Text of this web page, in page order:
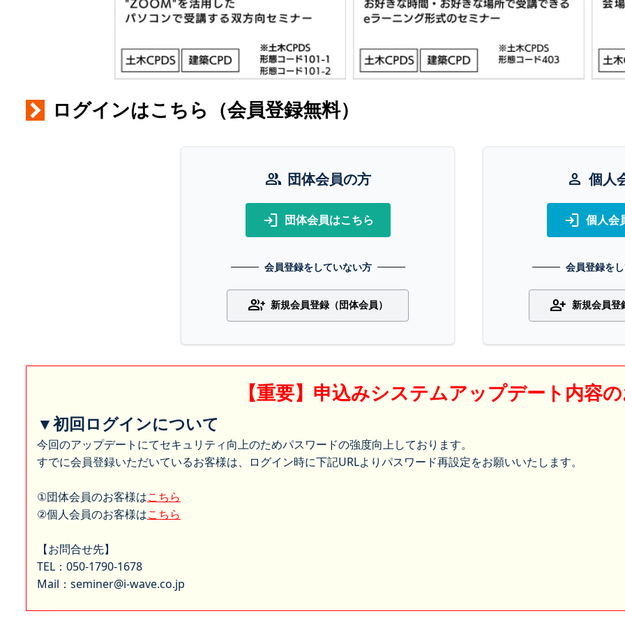
ログインはこちら（会員登録無料）
group 団体会員の方
login 団体会員はこちら
会員登録をしていない方
group_add 新規会員登録（団体会員）
person 個人
login 個人会
会員登録を
person_add 新規会員登
【重要】申込みシステムアップデート内容
▼初回ログインについて
今回のアップデートにてセキュリティ向上のためパスワードの強度向上しております。
すでに会員登録いただいているお客様は、ログイン時に下記URLよりパスワード再設定をお願いいたします。
①団体会員のお客様はこちら
②個人会員のお客様はこちら
【お問合せ先】
TEL：050-1790-1678
Mail：seminer@i-wave.co.jp